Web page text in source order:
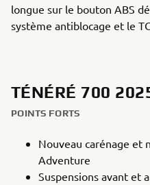
longue sur le bouton ABS
système antiblocage et le
TÉNÉRÉ 700
POINTS FORTS
Nouveau carénage et
Adventure
Suspensions avant et